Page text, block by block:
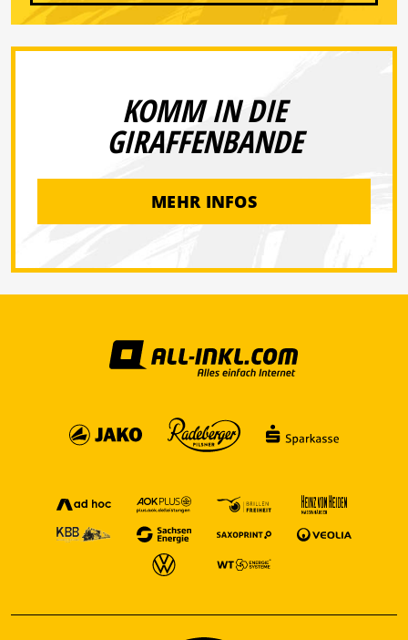
KOMM IN DIE
GIRAFFENBANDE
MEHR INFOS